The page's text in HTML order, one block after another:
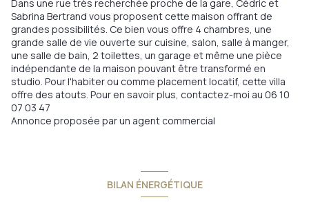
Dans une rue très recherchée proche de la gare, Cédric et
Sabrina Bertrand vous proposent cette maison offrant de
grandes possibilités. Ce bien vous offre 4 chambres, une
grande salle de vie ouverte sur cuisine, salon, salle à manger,
une salle de bain, 2 toilettes, un garage et même une pièce
indépendante de la maison pouvant être transformé en
studio. Pour l'habiter ou comme placement locatif, cette villa
offre des atouts. Pour en savoir plus, contactez-moi au 06 10
07 03 47
Annonce proposée par un agent commercial
BILAN ÉNERGÉTIQUE